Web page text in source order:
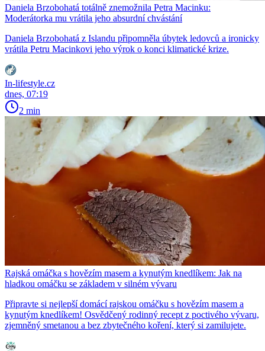
Daniela Brzobohatá totálně znemožnila Petra Macinku:
Moderátorka mu vrátila jeho absurdní chvástání
Daniela Brzobohatá z Islandu připomněla úbytek ledovců a ironicky
vrátila Petru Macinkovi jeho výrok o konci klimatické krize.
In-lifestyle.cz
dnes, 07:19
2 min
Rajská omáčka s hovězím masem a kynutým knedlíkem: Jak na
hladkou omáčku se základem v silném vývaru
Připravte si nejlepší domácí rajskou omáčku s hovězím masem a
kynutým knedlíkem! Osvědčený rodinný recept z poctivého vývaru,
zjemněný smetanou a bez zbytečného koření, který si zamilujete.